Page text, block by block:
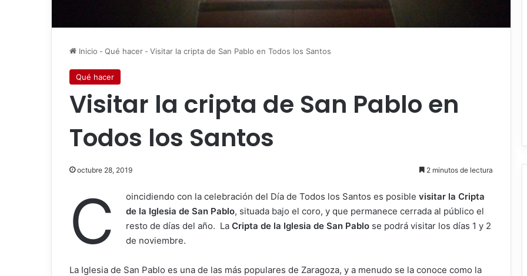
Inicio - Qué hacer - Visitar la cripta de San Pablo en Todos los Santos
Qué hacer
Visitar la cripta de San Pablo en
Todos los Santos
octubre 28, 2019 2 minutos de lectura
C oincidiendo con la celebración del Día de Todos los Santos es posible visitar la Cripta
de la Iglesia de San Pablo, situada bajo el coro, y que permanece cerrada al público el
resto de días del año. La Cripta de la Iglesia de San Pablo se podrá visitar los días 1 y 2
de noviembre.
La Iglesia de San Pablo es una de las más populares de Zaragoza, y a menudo se la conoce como la